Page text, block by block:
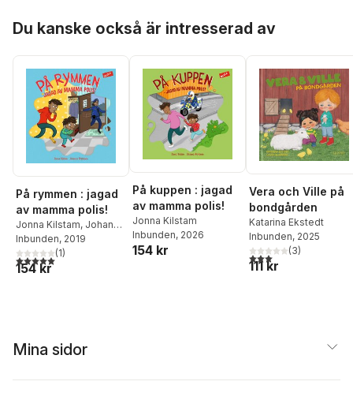
Du kanske också är intresserad av
På rymmen : jagad
av mamma polis!
Jonna Kilstam, Johanna
Arpiainen
Inbunden, 2019
5,0utav 5 stjärnor. Totalt antal röster:
(1)
154 kr
På kuppen : jagad
av mamma polis!
Jonna Kilstam
Inbunden, 2026
154 kr
Vera och Ville på
bondgården
Katarina Ekstedt
Inbunden, 2025
3,0utav 5 stjärnor.
(3)
111 kr
Mina sidor